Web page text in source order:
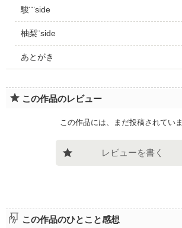
駿¨¨side
柚梨¨side
あとがき
この作品のレビュー
この作品には、まだ投稿されていま
レビューを書く
この作品のひとこと感想